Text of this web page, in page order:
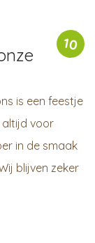
10
is een feestje
altijd voor
in de smaak
blijven zeker